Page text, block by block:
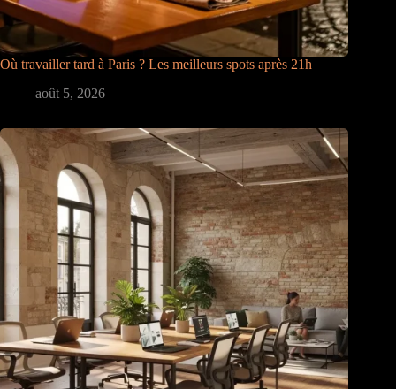
Où travailler tard à Paris ? Les meilleurs spots après 21h
août 5, 2026